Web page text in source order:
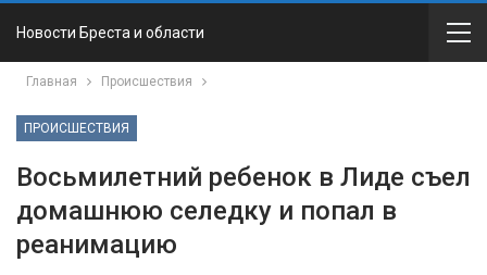
Новости Бреста и области
Главная Происшествия
ПРОИСШЕСТВИЯ
Восьмилетний ребенок в Лиде съел
домашнюю селедку и попал в
реанимацию